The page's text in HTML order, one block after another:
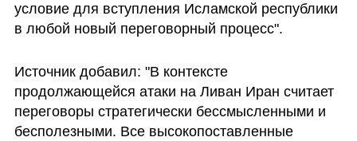
условие для вступления Исламской республики
в любой новый переговорный процесс".
Источник добавил: "В контексте
продолжающейся атаки на Ливан Иран считает
переговоры стратегически бессмысленными и
бесполезными. Все высокопоставленные